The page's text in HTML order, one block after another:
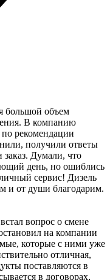
большой объем
В компанию
по рекомендации
получили ответы
Думали, что
день, но ошиблись
сервис! Дизель
и от души благодарим.
вопрос о смене
на компании
которые с ними уже
отличная,
поставляются в
в договорах,